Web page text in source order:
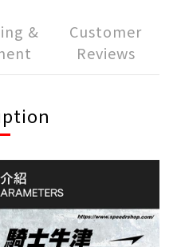
&
Customer
Reviews